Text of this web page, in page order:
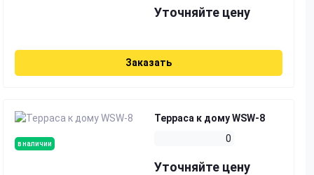
Уточняйте цену
Заказать
в наличии
Терраса к дому WSW-8
0
Уточняйте цену